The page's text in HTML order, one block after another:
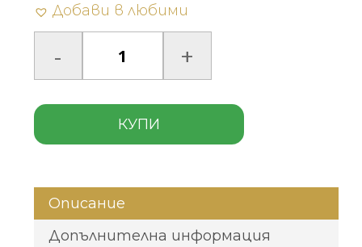
Добави в любими
КУПИ
Описание
Допълнителна информация